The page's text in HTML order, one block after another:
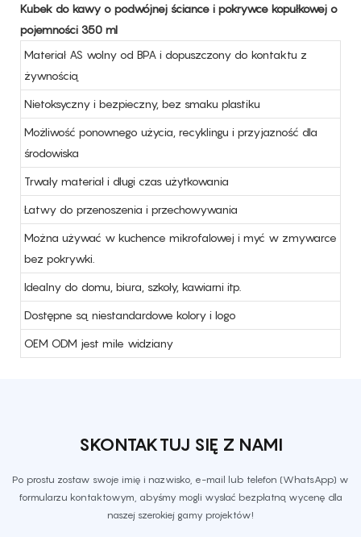
Kubek do kawy o podwójnej ściance i pokrywce kopułkowej o
pojemności 350 ml
Materiał AS wolny od BPA i dopuszczony do kontaktu z
żywnością
Nietoksyczny i bezpieczny, bez smaku plastiku
Możliwość ponownego użycia, recyklingu i przyjazność dla
środowiska
Trwały materiał i długi czas użytkowania
Łatwy do przenoszenia i przechowywania
Można używać w kuchence mikrofalowej i myć w zmywarce
bez pokrywki.
Idealny do domu, biura, szkoły, kawiarni itp.
Dostępne są niestandardowe kolory i logo
OEM ODM jest mile widziany
SKONTAKTUJ SIĘ Z NAMI
Po prostu zostaw swoje imię i nazwisko, e-mail lub telefon (WhatsApp) w
formularzu kontaktowym, abyśmy mogli wysłać bezpłatną wycenę dla
naszej szerokiej gamy projektów!